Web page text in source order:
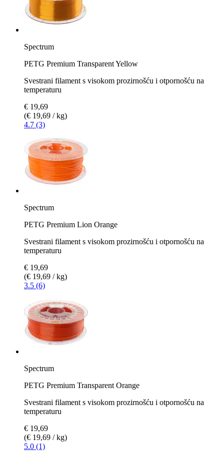
Spectrum
PETG Premium Transparent Yellow
Svestrani filament s visokom prozirnošću i otpornošću na
temperaturu
€ 19,69
(€ 19,69 / kg)
4.7 (3)
Spectrum
PETG Premium Lion Orange
Svestrani filament s visokom prozirnošću i otpornošću na
temperaturu
€ 19,69
(€ 19,69 / kg)
3.5 (6)
Spectrum
PETG Premium Transparent Orange
Svestrani filament s visokom prozirnošću i otpornošću na
temperaturu
€ 19,69
(€ 19,69 / kg)
5.0 (1)